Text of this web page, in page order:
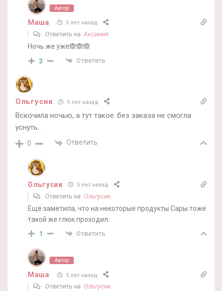
Автор
Маша 5 лет назад
Ответить на Аксиния
Ночь же уже🙈🙈🙈
2 Ответить
Ольгусик 5 лет назад
Вскочила ночью, а тут такое..без заказа не смогла
уснуть..
0 Ответить
Ольгусик 5 лет назад
Ответить на Ольгусик
Ещё заметила, что на некоторые продукты Сары тоже
такой же глюк проходил.
1 Ответить
Автор
Маша 5 лет назад
Ответить на Ольгусик